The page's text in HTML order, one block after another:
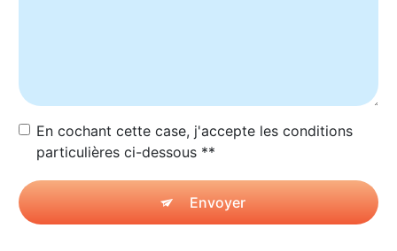
En cochant cette case, j'accepte les conditions
particulières ci-dessous **
Envoyer